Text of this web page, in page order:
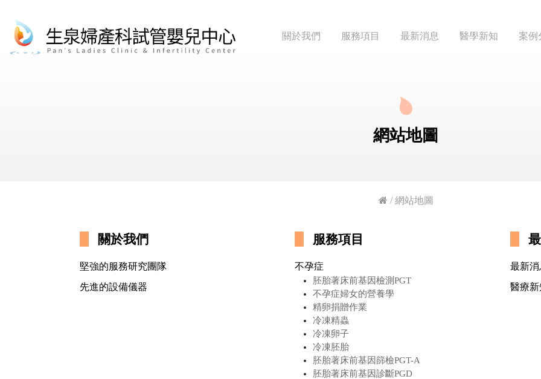
關於我們 服務項目 最新消息 醫學新知 案例
網站地圖
/ 網站地圖
關於我們
堅強的服務研究團隊
先進的設備儀器
服務項目
不孕症
胚胎著床前基因檢測PGT
不孕症婦女的營養學
精卵捐贈作業
冷凍精蟲
冷凍卵子
冷凍胚胎
胚胎著床前基因篩檢PGT-A
胚胎著床前基因診斷PGD
最新消
醫療新